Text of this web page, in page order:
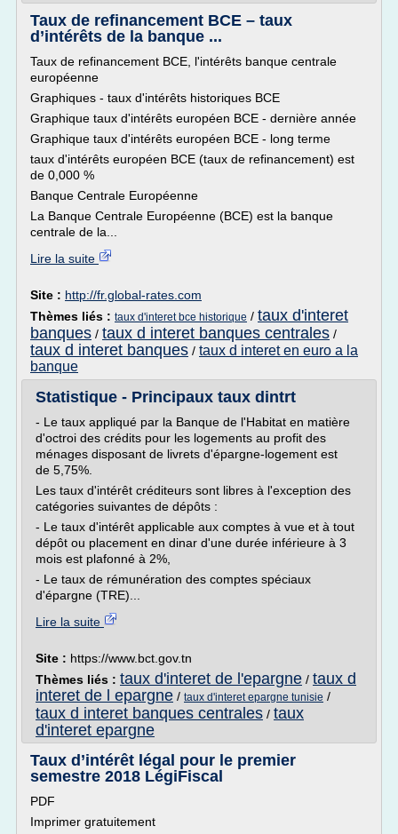
Taux de refinancement BCE – taux
d’intérêts de la banque ...
Taux de refinancement BCE, l'intérêts banque centrale
européenne
Graphiques - taux d'intérêts historiques BCE
Graphique taux d'intérêts européen BCE - dernière année
Graphique taux d'intérêts européen BCE - long terme
taux d'intérêts européen BCE (taux de refinancement) est
de 0,000 %
Banque Centrale Européenne
La Banque Centrale Européenne (BCE) est la banque
centrale de la...
Lire la suite
Site : http://fr.global-rates.com
Thèmes liés : taux d'interet bce historique / taux d'interet
banques / taux d interet banques centrales /
taux d interet banques / taux d interet en euro a la
banque
Statistique - Principaux taux dintrt
- Le taux appliqué par la Banque de l'Habitat en matière
d'octroi des crédits pour les logements au profit des
ménages disposant de livrets d'épargne-logement est
de 5,75%.
Les taux d'intérêt créditeurs sont libres à l'exception des
catégories suivantes de dépôts :
- Le taux d'intérêt applicable aux comptes à vue et à tout
dépôt ou placement en dinar d'une durée inférieure à 3
mois est plafonné à 2%,
- Le taux de rémunération des comptes spéciaux
d'épargne (TRE)...
Lire la suite
Site : https://www.bct.gov.tn
Thèmes liés : taux d'interet de l'epargne / taux d
interet de l epargne / taux d'interet epargne tunisie /
taux d interet banques centrales / taux
d'interet epargne
Taux d’intérêt légal pour le premier
semestre 2018 LégiFiscal
PDF
Imprimer gratuitement